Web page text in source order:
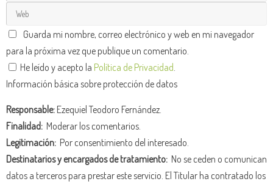
Guarda mi nombre, correo electrónico y web en mi navegador
para la próxima vez que publique un comentario.
He leído y acepto la Política de Privacidad
Información básica sobre protección de datos
Responsable:Ezequiel Teodoro Fernández.
Finalidad: Moderar los comentarios.
Legitimación: Por consentimiento del interesado.
Destinatarios y encargados de tratamiento: No se ceden o comunican
datos a terceros para prestar este servicio. El Titular ha contratado los